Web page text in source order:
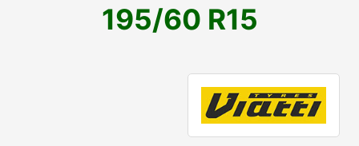
195/60 R15